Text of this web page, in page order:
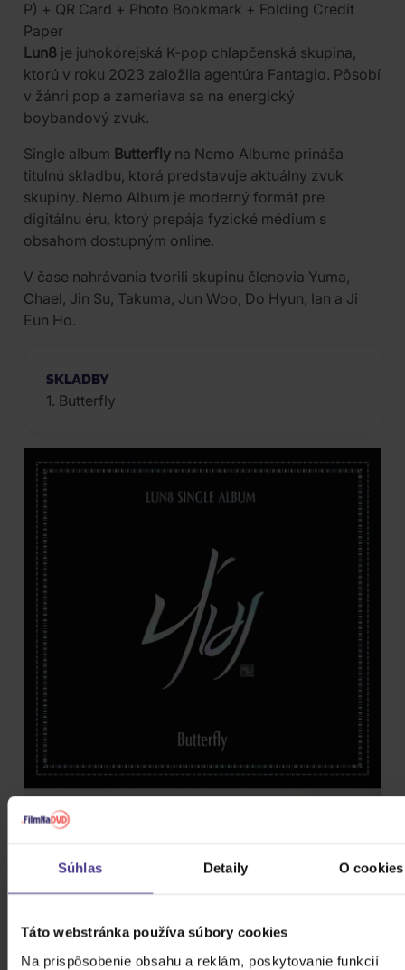
Súhlas Detaily O cookies
Táto webstránka používa súbory cookies
Na prispôsobenie obsahu a reklám, poskytovanie funkcií
P) + QR Card + Photo Bookmark + Folding Credit
Paper
Lun8 je juhokórejská K-pop chlapčenská skupina,
ktorú v roku 2023 založila agentúra Fantagio. Pôsobí
v žánri pop a zameriava sa na energický
boybandový zvuk.
Single album Butterfly na Nemo Albume prináša
titulnú skladbu, ktorá predstavuje aktuálny zvuk
skupiny. Nemo Album je moderný formát pre
digitálnu éru, ktorý prepája fyzické médium s
obsahom dostupným online.
V čase nahrávania tvorili skupinu členovia Yuma,
Chael, Jin Su, Takuma, Jun Woo, Do Hyun, Ian a Ji
Eun Ho.
SKLADBY
1. Butterfly